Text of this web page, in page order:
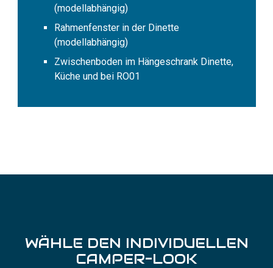
(modellabhängig)
Rahmenfenster in der Dinette
(modellabhängig)
Zwischenboden im Hängeschrank Dinette,
Küche und bei RO01
WÄHLE DEN INDIVIDUELLEN
CAMPER-LOOK